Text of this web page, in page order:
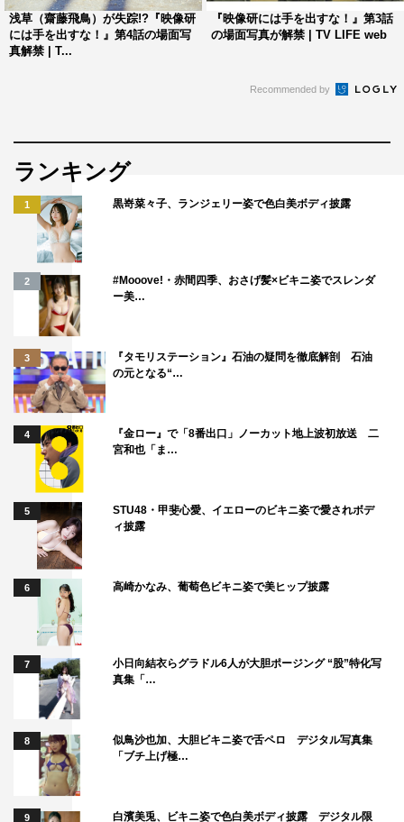
レイス・エマ 福本莉子 松﨑亮 桜田ひより 板垣瑞
生 赤楚衛二 鈴之助 出合正幸 松本若菜 山中聡 浜
辺美波／髙嶋政宏
原作：大童澄瞳「映像研には手を出すな！」（小学館「月
主題歌：「ファンタスティック三色パン」乃木坂46
配給：東宝映像事業部
＜WEB＞
公式サイト：
https://eizouken-saikyo.com/
公式Twitter：
©2020「映像研」実写映画化作戦会議 ©2016大童澄瞳/小
学館
©2020「映像研」実写ドラマ化作戦会議 ©2016大童澄瞳/
小学館
山下美月 梅澤美波 齋藤飛鳥
浅草（齋藤飛鳥）が失踪!?『映像研
には手を出すな！』第4話の場面写
真解禁 | T...
『映像研には手を出すな！』第3話
の場面写真が解禁 | TV LIFE web
Recommended by
ランキング
1 黒嵜菜々子、ランジェリー姿で色白美ボディ披露
2
#Mooove!・赤間四季、おさげ髪×ビキニ姿でスレンダ
ー美…
3
『タモリステーション』石油の疑問を徹底解剖 石油
の元となる“…
4
『金ロー』で「8番出口」ノーカット地上波初放送 二
宮和也「ま…
5
STU48・甲斐心愛、イエローのビキニ姿で愛されボデ
ィ披露
6 高崎かなみ、葡萄色ビキニ姿で美ヒップ披露
7
小日向結衣らグラドル6人が大胆ポージング “股”特化写
真集「…
8
似鳥沙也加、大胆ビキニ姿で舌ペロ デジタル写真集
「ブチ上げ極…
9 白濱美兎、ビキニ姿で色白美ボディ披露 デジタル限